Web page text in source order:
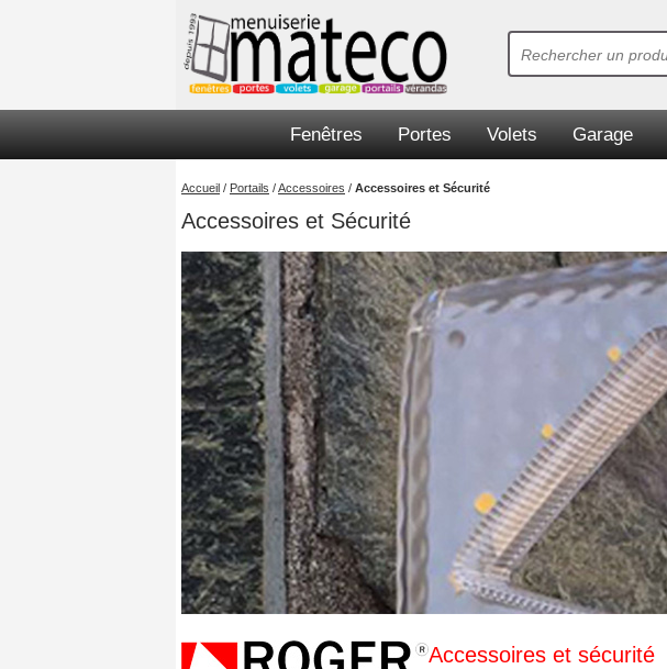
Fenêtres Portes Volets Garage
Accueil / Portails /Accessoires / Accessoires et Sécurité
Accessoires et Sécurité
Accessoires et sécurité